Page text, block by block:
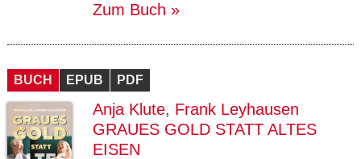
Zum Buch
BUCH EPUB PDF
Anja Klute, Frank Leyhausen
GRAUES GOLD STATT ALTES
EISEN